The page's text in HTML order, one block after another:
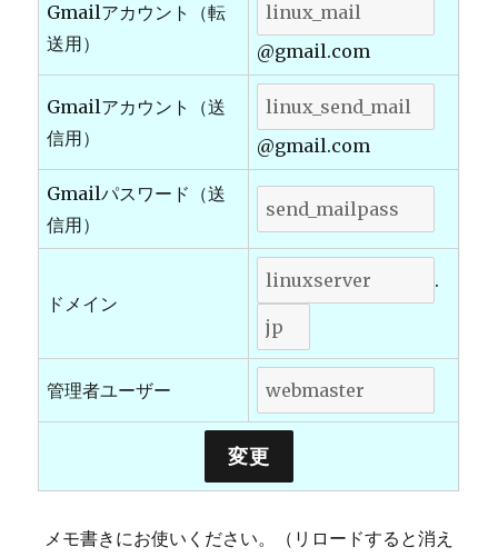
Gmailアカウント（転
送用）
@gmail.com
Gmailアカウント（送
信用）
@gmail.com
Gmailパスワード（送
信用）
ドメイン
.
管理者ユーザー
メモ書きにお使いください。（リロードすると消え